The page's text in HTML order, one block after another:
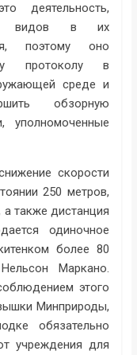
деятельность,
видов в их
поэтому оно
протоколу в
среде и
обзорную
уполномоченные
скорости
250 метров,
также дистанция
одиночное
более 80
Маркано.
этого
Минприроды,
обязательно
учреждения для